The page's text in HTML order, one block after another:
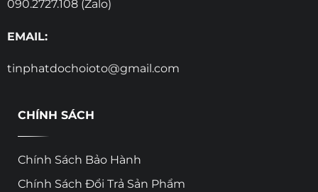
090.2727.108 (Zalo)
EMAIL:
tinphatdochoioto@gmail.com
CHÍNH SÁCH
Chính Sách Bảo Hành
Chính Sách Đổi Trả Sản Phẩm